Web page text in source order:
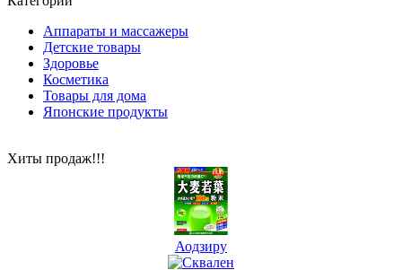
Аппараты и массажеры
Детские товары
Здоровье
Косметика
Товары для дома
Японские продукты
Хиты продаж!!!
Аодзиру